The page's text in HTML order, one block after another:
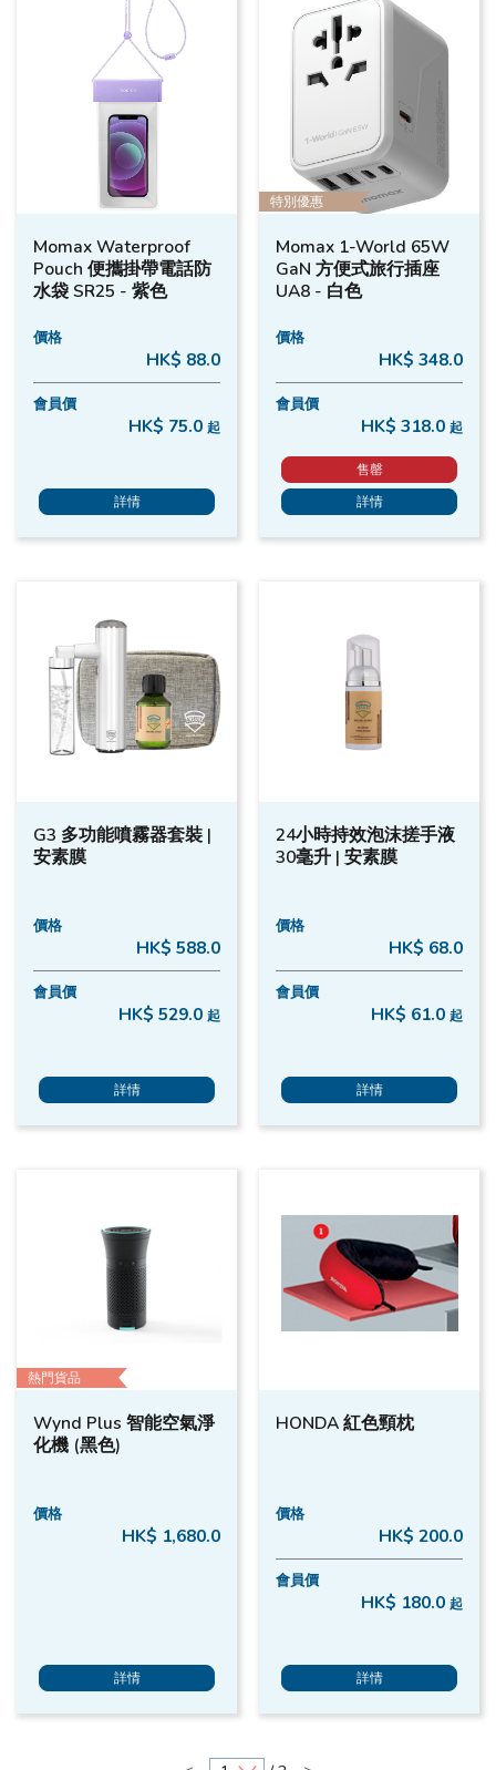
Momax Waterproof
Pouch 便攜掛帶電話防
水袋 SR25 - 紫色
價格
HK$ 88.0
會員價
HK$ 75.0 起
詳情
特別優惠
Momax 1-World 65W
GaN 方便式旅行插座
UA8 - 白色
價格
HK$ 348.0
會員價
HK$ 318.0 起
售罄
詳情
G3 多功能噴霧器套裝 |
安素膜
價格
HK$ 588.0
會員價
HK$ 529.0 起
詳情
24小時持效泡沫搓手液
30毫升 | 安素膜
價格
HK$ 68.0
會員價
HK$ 61.0 起
詳情
熱門貨品
Wynd Plus 智能空氣淨
化機 (黑色)
價格
HK$ 1,680.0
詳情
HONDA 紅色頸枕
價格
HK$ 200.0
會員價
HK$ 180.0 起
詳情